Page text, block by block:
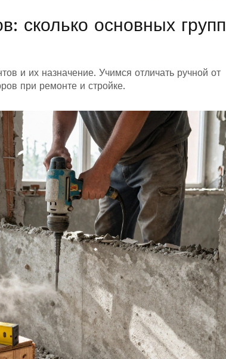
сколько основных групп
и их назначение. Учимся отличать ручной от
при ремонте и стройке.